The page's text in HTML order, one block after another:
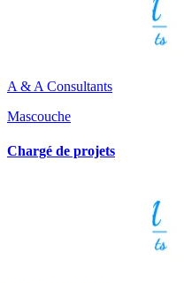
A & A Consultants
Mascouche
Chargé de projets